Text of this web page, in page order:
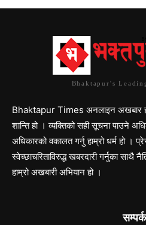
Bhaktapur's
Bhaktapur Times अनलाइन अखबार
शान्ति हो । व्यक्तिको सही सूचना पाउने
अधिकारको वकालत गर्नु हाम्रो धर्म हो ।
स्वेच्छाचरिताविरुद्ध खबरदारी गर्नुका साथै
हाम्रो अखबारी अभियान हो ।
सम्पर्क